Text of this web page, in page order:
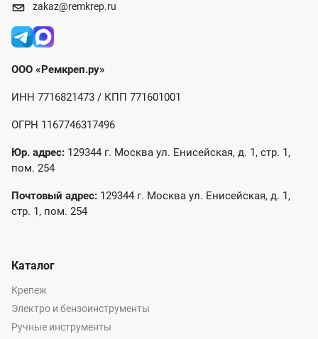
zakaz@remkrep.ru
ООО «Ремкреп.ру»
ИНН 7716821473 / КПП 771601001
ОГРН 1167746317496
Юр. адрес: 129344 г. Москва ул. Енисейская, д. 1, стр. 1,
пом. 254
Почтовый адрес: 129344 г. Москва ул. Енисейская, д. 1,
стр. 1, пом. 254
Каталог
Крепеж
Электро и бензоинструменты
Ручные инструменты